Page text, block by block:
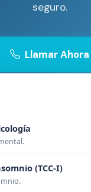
seguro.
Llamar Ahora
Visitar Sitio Web
(TCC-I)